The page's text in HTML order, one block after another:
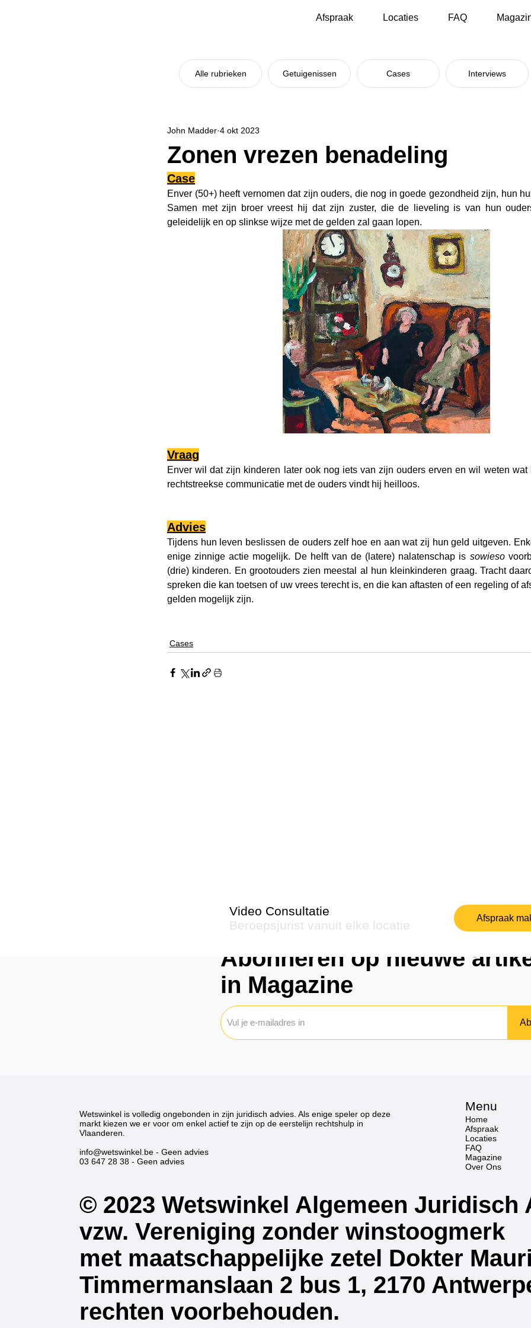
Afspraak Locaties FAQ
Getuigenissen Cases Interviews
Alle rubrieken
Zonen vrezen benadeling
John Madder 4 okt 2023
Case
Enver (50+) heeft vernomen dat zijn ouders, die nog in goede gezondheid zijn, hun
Samen met zijn broer vreest hij dat zijn zuster, die de lieveling is van hun
geleidelijk en op slinkse wijze met de gelden zal gaan lopen.
Vraag
Enver wil dat zijn kinderen later ook nog iets van zijn ouders erven en wil weten wat
rechtstreekse communicatie met de ouders vindt hij heilloos.
Advies
Tijdens hun leven beslissen de ouders zelf hoe en aan wat zij hun geld uitgeven.
enige zinnige actie mogelijk. De helft van de (latere) nalatenschap is sowieso
(drie) kinderen. En grootouders zien meestal al hun kleinkinderen graag. Tracht
spreken die kan toetsen of uw vrees terecht is, en die kan aftasten of een regeling of
gelden mogelijk zijn.
Cases
De naam van de vaderAbonneren op nieuwe
in Magazine
Video Consultatie
Beroepsjurist vanuit elke locatie
Afspraak
© 2023 Wetswinkel Algemeen Juridisch
vzw. Vereniging zonder winstoogmerk
met maatschappelijke zetel Dokter
Timmermanslaan 2 bus 1, 2170
rechten voorbehouden.
Wetswinkel is volledig ongebonden in zijn juridisch advies. Als enige speler op deze
markt kiezen we er voor om enkel actief te zijn op de eerstelijn rechtshulp in
Vlaanderen.
info@wetswinkel.be - Geen advies
03 647 28 38 - Geen advies
Menu
Home
Afspraak
Locaties
FAQ
Magazine
Over Ons